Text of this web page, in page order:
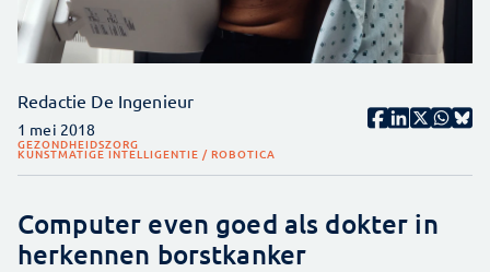
Redactie De Ingenieur
1 mei 2018
GEZONDHEIDSZORG
KUNSTMATIGE INTELLIGENTIE / ROBOTICA
Computer even goed als dokter in
herkennen borstkanker